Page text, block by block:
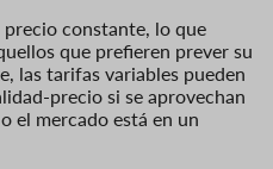
constante, lo que
que prefieren prever su
las tarifas variables pueden
precio si se aprovechan
el mercado está en un